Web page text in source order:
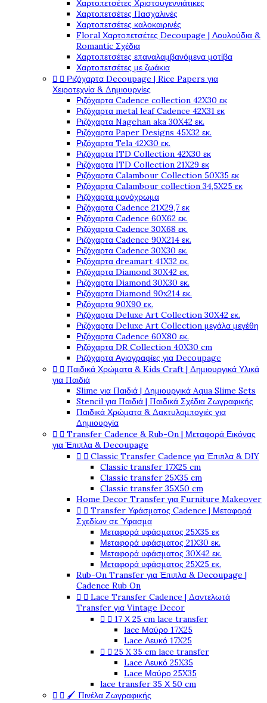
Χαρτοπετσέτες Χριστουγεννιάτικες
Χαρτοπετσέτες Πασχαλινές
Χαρτοπετσέτες καλοκαιρινές
Floral Χαρτοπετσέτες Decoupage | Λουλούδια &
Romantic Σχέδια
Χαρτοπετσέτες επαναλαμβανόμενα μοτίβα
Χαρτοπετσέτες με ζωάκια
  Ριζόχαρτα Decoupage | Rice Papers για
Χειροτεχνία & Δημιουργίες
Ριζόχαρτα Cadence collection 42X30 εκ
Ριζόχαρτα metal leaf Cadence 42X31 εκ
Ριζόχαρτα Nagehan aka 30X42 εκ.
Ριζόχαρτα Paper Designs 45X32 εκ.
Ριζόχαρτα Tela 42Χ30 εκ.
Ριζόχαρτα ITD Collection 42X30 εκ
Ριζόχαρτα ITD Collection 21X29 εκ
Ριζόχαρτα Calambour Collection 50X35 εκ
Ριζόχαρτα Calambour collection 34,5X25 εκ
Ριζόχαρτα μονόχρωμα
Ριζόχαρτα Cadence 21Χ29,7 εκ
Ριζόχαρτα Cadence 60X62 εκ.
Ριζόχαρτα Cadence 30X68 εκ.
Ριζόχαρτα Cadence 90X214 εκ.
Ριζόχαρτα Cadence 30X30 εκ.
Ριζόχαρτα dreamart 41X32 εκ.
Ριζόχαρτα Diamond 30X42 εκ.
Ριζόχαρτα Diamond 30X30 εκ.
Ριζόχαρτα Diamond 90x214 εκ.
Ριζόχαρτα 90X90 εκ.
Ριζόχαρτα Deluxe Art Collection 30X42 εκ.
Ριζόχαρτα Deluxe Art Collection μεγάλα μεγέθη
Ριζόχαρτα Cadence 60X80 εκ.
Ριζόχαρτα DR Collection 40X30 cm
Ριζόχαρτα Αγιογραφίες για Decoupage
  Παιδικά Χρώματα & Kids Craft | Δημιουργικά Υλικά
για Παιδιά
Slime για Παιδιά | Δημιουργικά Aqua Slime Sets
Stencil για Παιδιά | Παιδικά Σχέδια Ζωγραφικής
Παιδικά Χρώματα & Δακτυλομπογιές για
Δημιουργία
  Transfer Cadence & Rub-On | Μεταφορά Εικόνας
για Έπιπλα & Decoupage
  Classic Transfer Cadence για Έπιπλα & DIY
Classic transfer 17Χ25 cm
Classic transfer 25Χ35 cm
Classic transfer 35Χ50 cm
Home Decor Transfer για Furniture Makeover
  Transfer Υφάσματος Cadence | Μεταφορά
Σχεδίων σε Ύφασμα
Μεταφορά υφάσματος 25Χ35 εκ
Μεταφορά υφάσματος 21Χ30 εκ.
Μεταφορά υφάσματος 30Χ42 εκ.
Μεταφορά υφάσματος 25Χ25 εκ.
Rub-On Transfer για Έπιπλα & Decoupage |
Cadence Rub On
  Lace Transfer Cadence | Δαντελωτά
Transfer για Vintage Decor
  17 Χ 25 cm lace transfer
lace Μαύρο 17X25
Lace Λευκό 17X25
  25 X 35 cm lace transfer
Lace Λευκό 25X35
Lace Μαύρο 25X35
lace transfer 35 Χ 50 cm
  🖌️ Πινέλα Ζωγραφικής